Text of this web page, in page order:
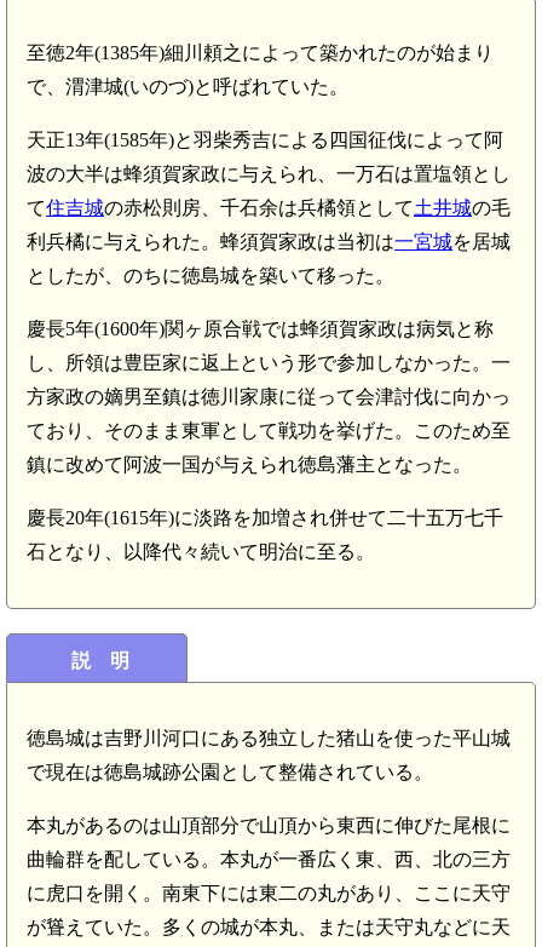
至徳2年(1385年)細川頼之によって築かれたのが始まり
で、渭津城(いのづ)と呼ばれていた。
天正13年(1585年)と羽柴秀吉による四国征伐によって阿
波の大半は蜂須賀家政に与えられ、一万石は置塩領とし
て住吉城の赤松則房、千石余は兵橘領として土井城の毛
利兵橘に与えられた。蜂須賀家政は当初は一宮城を居城
としたが、のちに徳島城を築いて移った。
慶長5年(1600年)関ヶ原合戦では蜂須賀家政は病気と称
し、所領は豊臣家に返上という形で参加しなかった。一
方家政の嫡男至鎮は徳川家康に従って会津討伐に向かっ
ており、そのまま東軍として戦功を挙げた。このため至
鎮に改めて阿波一国が与えられ徳島藩主となった。
慶長20年(1615年)に淡路を加増され併せて二十五万七千
石となり、以降代々続いて明治に至る。
説 明
徳島城は吉野川河口にある独立した猪山を使った平山城
で現在は徳島城跡公園として整備されている。
本丸があるのは山頂部分で山頂から東西に伸びた尾根に
曲輪群を配している。本丸が一番広く東、西、北の三方
に虎口を開く。南東下には東二の丸があり、ここに天守
が聳えていた。多くの城が本丸、または天守丸などに天